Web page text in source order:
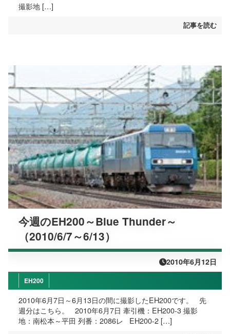
撮影地 […]
記事を読む
今週のEH200～Blue Thunder～
（2010/6/7～6/13）
2010年6月12日
EH200
2010年6月7日～6月13日の間に撮影したEH200です。 先
週分はこちら。 2010年6月7日 牽引機：EH200-3 撮影
地：南松本～平田 列番：2086レ EH200-2 […]